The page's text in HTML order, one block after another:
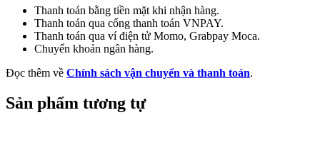
Thanh toán bằng tiền mặt khi nhận hàng.
Thanh toán qua cổng thanh toán VNPAY.
Thanh toán qua ví điện tử Momo, Grabpay Moca.
Chuyển khoản ngân hàng.
Đọc thêm về Chính sách vận chuyển và thanh toán.
Sản phẩm tương tự